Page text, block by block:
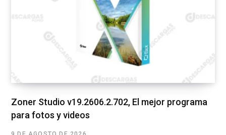
Zoner Studio v19.2606.2.702, El mejor programa
para fotos y videos